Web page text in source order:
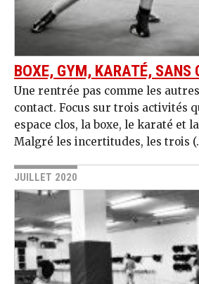
BOXE, GYM, KARATÉ, SANS
Une rentrée pas comme les
contact. Focus sur trois activités
espace clos, la boxe, le karaté et
Malgré les incertitudes, les trois
JUILLET 2020